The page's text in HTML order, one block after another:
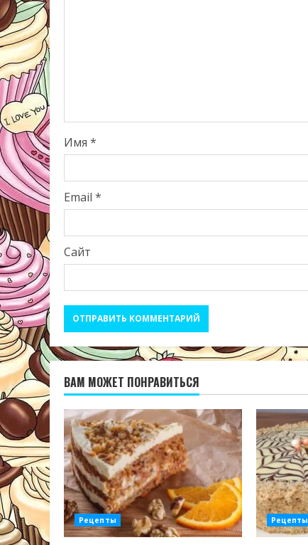
Имя *
Email *
Сайт
ВАМ МОЖЕТ ПОНРАВИТЬСЯ
Рецепты Рецепты